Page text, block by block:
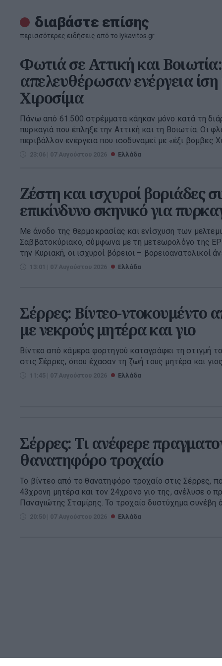
διαβάστε επίσης
περισσότερες ειδήσεις από το lykavitos.gr
Φωτιά σε Αττική και
απελευθέρωσαν ενέργεια ίση
Χιροσίμα
Πάνω από 61.500 στρέμματα κάηκαν μόνο κατά τη
πυρκαγιά που έπληξε την Αττική και τη Βοιωτία. Οι
περιβάλλον ενέργεια που ισοδυναμεί με «έξι βόμβες
23:06 | 07 Αυγούστου 2026 Ελλάδα
Ζέστη και ισχυροί βοριάδες
επικίνδυνο σκηνικό για
Με άνοδο της θερμοκρασίας και ενίσχυση των
Σαββατοκύριακο, σύμφωνα με τη μετεωρολόγο της
την Κυριακή, οι ισχυροί βόρειοι – βορειοανατολικοί
13:01 | 07 Αυγούστου 2026 Ελλάδα
Σέρρες: Βίντεο-ντοκουμέντο
με νεκρούς μητέρα και γιο
Βίντεο από κάμερα φορτηγού καταγράφει τη στιγμή
στις Σέρρες, όπου έχασαν τη ζωή τους μητέρα και γιος
11:45 | 07 Αυγούστου 2026 Ελλάδα
Σέρρες: Τι ανέφερε
θανατηφόρο τροχαίο
Το βίντεο από το θανατηφόρο τροχαίο στις Σέρρες,
43χρονη μητέρα και τον 24χρονο γιο της, ανέλυσε ο
Παναγιώτης Σταμίρης. Το τροχαίο δυστύχημα συνέβη
20:50 | 07 Αυγούστου 2026 Ελλάδα